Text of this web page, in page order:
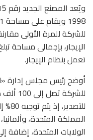
للشركة للمرة الأولى
تعمل بنظام الإيجار.
أوضح رئيس مجلس إدارة
الولايات المتحدة، إضافة